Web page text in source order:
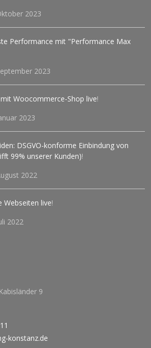
2023
Performance mit "Performance Max
2023
Woocommerce-Shop live!
2023
DSGVO-konforme Einbindung von
99% unserer Kunden)!
2022
Webseiten live!
2022
9
konstanz.de